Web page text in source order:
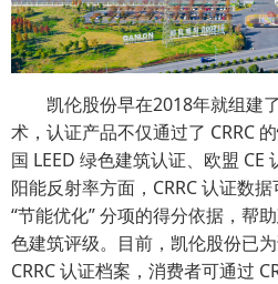
凯伦股份早在2018年就组建
术，认证产品不仅通过了 CRRC
国 LEED 绿色建筑认证、欧盟 CE
阳能反射率方面，CRRC 认证数
“节能优化” 分项的得分依据，帮
色建筑评级。目前，凯伦股份已
CRRC 认证档案，消费者可通过